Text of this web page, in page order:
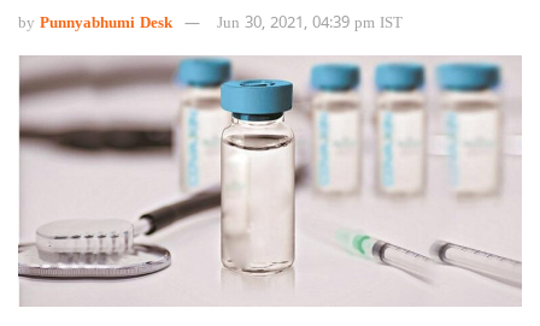
by Punnyabhumi Desk Jun 30, 2021, 04:39 pm IST